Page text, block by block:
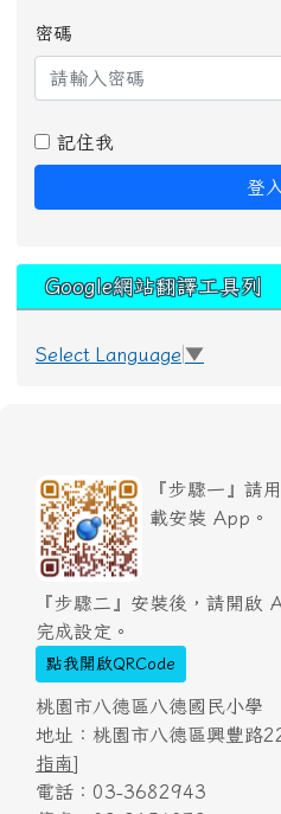
密碼
記住我
登入
Google網站翻譯工具列
Select Language ▼
『步驟一』請
載安裝 App。
『步驟二』安裝後，請開啟
完成設定。
點我開啟QRCode
桃園市八德區八德國民小學
地址：桃園市八德區興豐路
指南]
電話：03-3682943